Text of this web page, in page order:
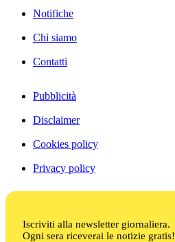
Notifiche
Chi siamo
Contatti
Pubblicità
Disclaimer
Cookies policy
Privacy policy
Iscriviti alla newsletter giornaliera.
Ogni sera riceverai le notizie gratis!